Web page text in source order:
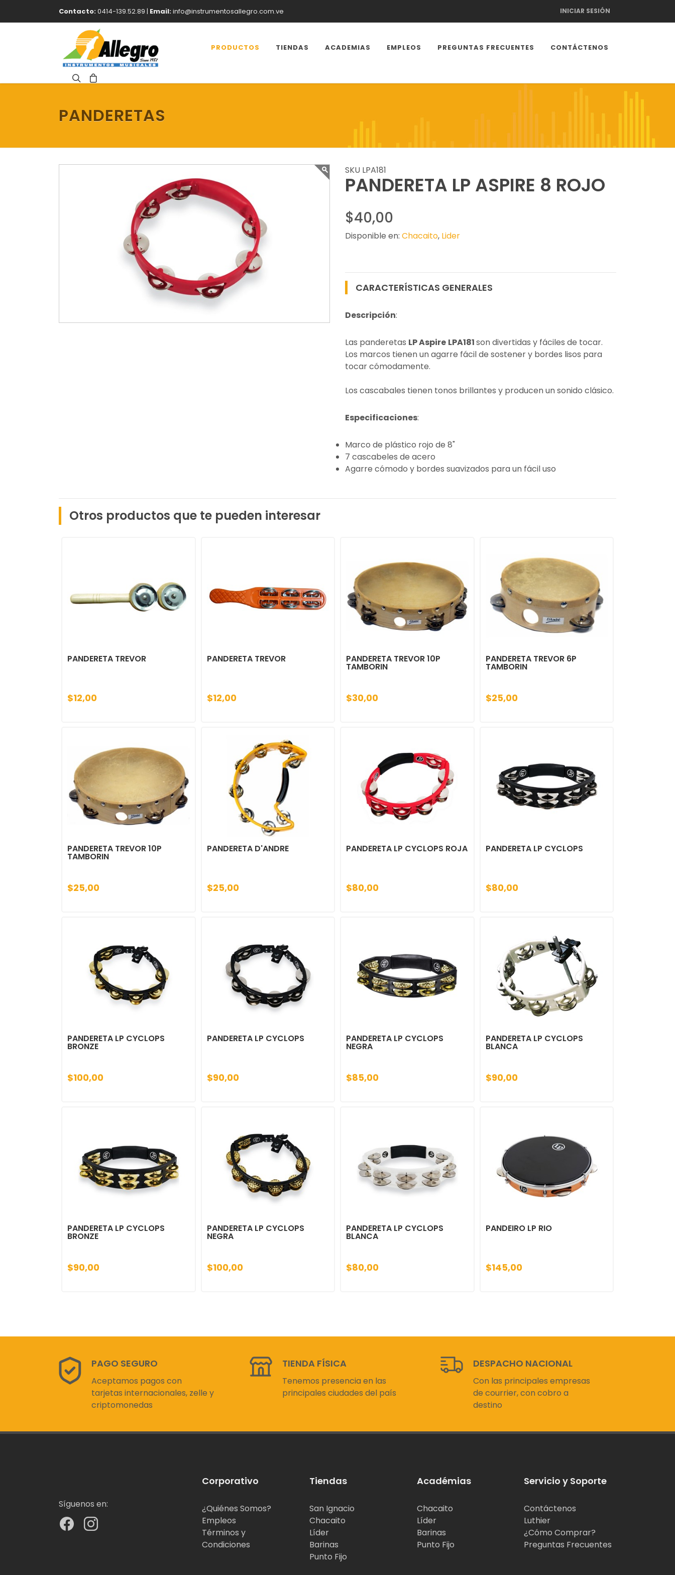
Contacto:0414-139.52.89 | Email:info@instrumentosallegro.com.ve INICIAR SESIÓN
PRODUCTOS TIENDAS ACADEMIAS EMPLEOS PREGUNTAS FRECUENTES CONTÁCTENOS
PANDERETAS
SKU LPA181
PANDERETA LP ASPIRE 8 ROJO
$40,00
Disponible en: Chacaito, Lider
CARACTERÍSTICAS GENERALES
Descripción:
Las panderetas LP Aspire LPA181son divertidas y fáciles de tocar.
Los marcos tienen un agarre fácil de sostener y bordes lisos para
tocar cómodamente.
Los cascabales tienen tonos brillantes y producen un sonido clásico.
Especificaciones:
Marco de plástico rojo de 8"
7 cascabeles de acero
Agarre cómodo y bordes suavizados para un fácil uso
Otros productos que te pueden interesar
PANDERETA TREVOR
$12,00
PANDERETA TREVOR
$12,00
PANDERETA TREVOR 10P
TAMBORIN
$30,00
PANDERETA TREVOR 6P
TAMBORIN
$25,00
PANDERETA TREVOR 10P
TAMBORIN
$25,00
PANDERETA D'ANDRE
$25,00
PANDERETA LP CYCLOPS ROJA
$80,00
PANDERETA LP CYCLOPS
$80,00
PANDERETA LP CYCLOPS
BRONZE
$100,00
PANDERETA LP CYCLOPS
$90,00
PANDERETA LP CYCLOPS
NEGRA
$85,00
PANDERETA LP CYCLOPS
BLANCA
$90,00
PANDERETA LP CYCLOPS
BRONZE
$90,00
PANDERETA LP CYCLOPS
NEGRA
$100,00
PANDERETA LP CYCLOPS
BLANCA
$80,00
PANDEIRO LP RIO
$145,00
PAGO SEGURO
Aceptamos pagos con
tarjetas internacionales, zelle y
criptomonedas
TIENDA FÍSICA
Tenemos presencia en las
principales ciudades del país
DESPACHO NACIONAL
Con las principales empresas
de courrier, con cobro a
destino
Síguenos en:
Corporativo
¿Quiénes Somos?
Empleos
Términos y
Condiciones
Tiendas
San Ignacio
Chacaito
Líder
Barinas
Punto Fijo
Académias
Chacaito
Líder
Barinas
Punto Fijo
Servicio y Soporte
Contáctenos
Luthier
¿Cómo Comprar?
Preguntas Frecuentes